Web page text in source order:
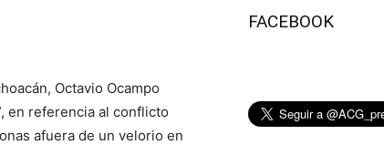
Octavio Ocampo
en referencia al conflicto
afuera de un velorio en
FACEBOOK